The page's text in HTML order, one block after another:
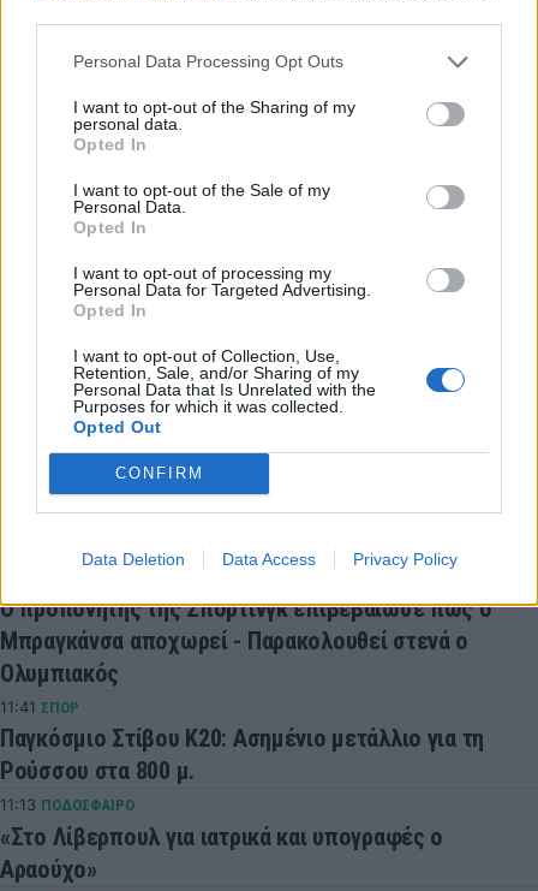
Personal Data Processing Opt Outs
I want to opt-out of the Sharing of my
personal data.
Opted In
I want to opt-out of the Sale of my
Personal Data.
Opted In
I want to opt-out of processing my
Personal Data for Targeted Advertising.
Opted In
I want to opt-out of Collection, Use,
Retention, Sale, and/or Sharing of my
Personal Data that Is Unrelated with the
Purposes for which it was collected.
Opted Out
CONFIRM
Data Deletion Data Access Privacy Policy
LATEST NEWS
SUPER LEAGUE
Ηλιόπουλος σε Πήλιο: «Είμαι αυτός που σε στήριξα
και σε πίστεψα από την πρώτη στιγμή» (vid)
«Μπαμ» από το πουθενά: Στον Ερυθρό Αστέρα ο Νικ
Βάιλερ-Μπαμπ
SUPER LEAGUE 2
Στην ΑΕΛ ο Άγγελος Τσιγγάρας
SUPER LEAGUE
ΑΕΚ: Ανανέωσε έως το 2030 ο Πήλιος
ΠΟΔΟΣΦΑΙΡΟ
«Πόλεμος» στη FIFA: Προειδοποίηση για οργανωμένο
σχέδιο ανατροπής του Ινφαντίνο
Ο προπονητής της Σπόρτινγκ επιβεβαίωσε πως ο
Μπραγκάνσα αποχωρεί - Παρακολουθεί στενά ο
Ολυμπιακός
11:41 ΣΠΟΡ
Παγκόσμιο Στίβου Κ20: Ασημένιο μετάλλιο για τη
Ρούσσου στα 800 μ.
11:13 ΠΟΔΟΣΦΑΙΡΟ
«Στο Λίβερπουλ για ιατρικά και υπογραφές ο
Αραούχο»